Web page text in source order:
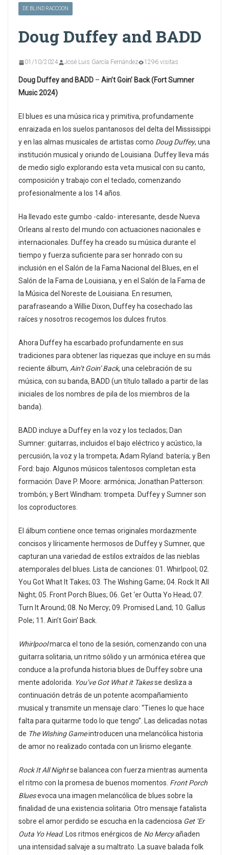
DE BLIND RACCOON
Doug Duffey and BADD
01/10/2024 José Luis García Fernández 1296 visitas
Doug Duffey and BADD – Ain’t Goin’ Back (Fort Sumner
Music 2024)
El blues es una música rica y primitiva, profundamente
enraizada en los suelos pantanosos del delta del Mississippi
y en las almas musicales de artistas como Doug Duffey, una
institución musical y oriundo de Louisiana. Duffey lleva más
de medio siglo explorando esta veta musical con su canto,
composición y trabajo con el teclado, comenzando
profesionalmente a los 14 años.
Ha llevado este gumbo -caldo- interesante, desde Nueva
Orleans al resto del mundo con actuaciones nacionales e
internacionales. Duffey ha creado su música durante el
tiempo y fuerza suficiente para ser honrado con su
inclusión en el Salón de la Fama Nacional del Blues, en el
Salón de la Fama de Louisiana, y en el Salón de la Fama de
la Música del Noreste de Louisiana. En resumen,
parafraseando a Willie Dixon, Duffey ha cosechado las
raíces y nosotros recogemos los dulces frutos.
Ahora Duffey ha escarbado profundamente en sus
tradiciones para obtener las riquezas que incluye en su más
reciente álbum, Ain’t Goin’ Back, una celebración de su
música, con su banda, BADD (un título tallado a partir de las
iniciales de los nombres de pila de los miembros de la
banda).
BADD incluye a Duffey en la voz y los teclados; Dan
Sumner: guitarras, incluidos el bajo eléctrico y acústico, la
percusión, la voz y la trompeta; Adam Ryland: batería; y Ben
Ford: bajo. Algunos músicos talentosos completan esta
formación: Dave P. Moore: armónica; Jonathan Patterson:
trombón; y Bert Windham: trompeta. Duffey y Sumner son
los coproductores.
El álbum contiene once temas originales mordazmente
concisos y líricamente hermosos de Duffey y Sumner, que
capturan una variedad de estilos extraídos de las nieblas
atemporales del blues. Lista de canciones: 01. Whirlpool; 02.
You Got What It Takes; 03. The Wishing Game; 04. Rock It All
Night; 05. Front Porch Blues; 06. Get ‘er Outta Yo Head; 07.
Turn It Around; 08. No Mercy; 09. Promised Land; 10. Gallus
Pole; 11. Ain’t Goin’ Back.
Whirlpoolmarca el tono de la sesión, comenzando con una
guitarra solitaria, un ritmo sólido y un armónica etérea que
conduce a la profunda historia blues de Duffey sobre una
mente adolorida. You’ve Got What it Takesse desliza a
continuación detrás de un potente acompañamiento
musical y transmite un mensaje claro: “Tienes lo que hace
falta para quitarme todo lo que tengo”. Las delicadas notas
de The Wishing Gameintroducen una melancólica historia
de amor no realizado contada con un lirismo elegante.
Rock It All Nightse balancea con fuerza mientras aumenta
el ritmo con la promesa de buenos momentos. Front Porch
Bluesevoca una imagen melancólica de blues sobre la
finalidad de una existencia solitaria. Otro mensaje fatalista
sobre el amor perdido se escucha en la cadenciosa Get ‘Er
Outa Yo Head. Los ritmos enérgicos de No Mercyañaden
una intensidad salvaje a su maltrato. La suave balada folk